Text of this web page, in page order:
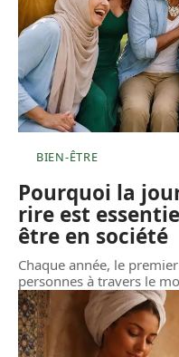
BIEN-ÊTRE
Pourquoi la
rire est
être en société
Chaque année, le
personnes à travers le